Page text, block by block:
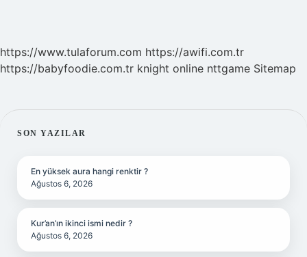
https://www.tulaforum.com https://awifi.com.tr
https://babyfoodie.com.tr knight online nttgame Sitemap
SIDEBAR
SON YAZILAR
En yüksek aura hangi renktir ?
Ağustos 6, 2026
Kur’an’ın ikinci ismi nedir ?
Ağustos 6, 2026